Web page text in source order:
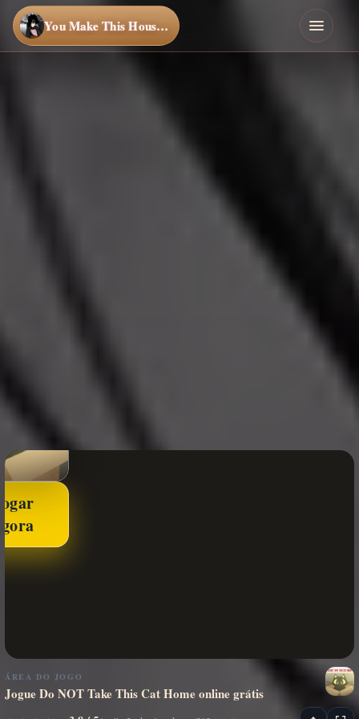
You Make This House a Home
ÁREA DO JOGO
Jogue Do NOT Take This Cat Home online grátis